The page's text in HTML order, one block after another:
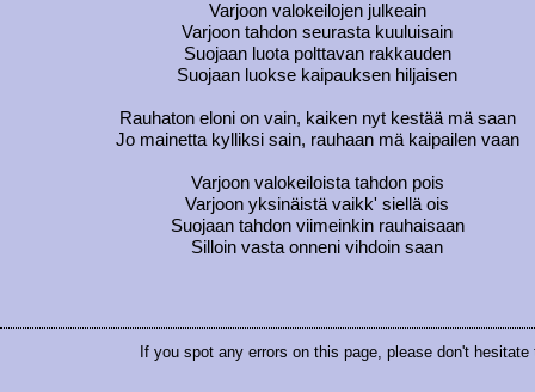
Varjoon valokeilojen julkeain
Varjoon tahdon seurasta kuuluisain
Suojaan luota polttavan rakkauden
Suojaan luokse kaipauksen hiljaisen
Rauhaton eloni on vain, kaiken nyt kestää mä saan
Jo mainetta kylliksi sain, rauhaan mä kaipailen vaan
Varjoon valokeiloista tahdon pois
Varjoon yksinäistä vaikk' siellä ois
Suojaan tahdon viimeinkin rauhaisaan
Silloin vasta onneni vihdoin saan
If you spot any errors on this page, please don't